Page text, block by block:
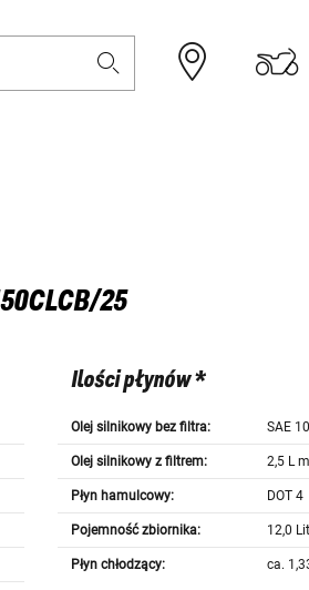
25
Ilości płynów *
Olej silnikowy bez filtra: SAE
Olej silnikowy z filtrem: 2,5 L
Płyn hamulcowy: DOT 4
Pojemność zbiornika: 12,0
Płyn chłodzący: ca.